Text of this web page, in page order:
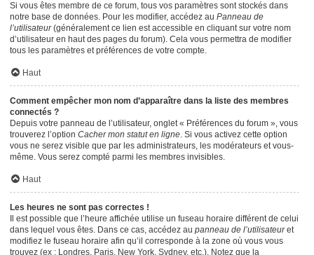
Si vous êtes membre de ce forum, tous vos paramètres sont stockés dans
notre base de données. Pour les modifier, accédez au Panneau de
l’utilisateur(généralement ce lien est accessible en cliquant sur votre nom
d’utilisateur en haut des pages du forum). Cela vous permettra de modifier
tous les paramètres et préférences de votre compte.
Haut
Comment empêcher mon nom d’apparaître dans la liste des membres
connectés ?
Depuis votre panneau de l’utilisateur, onglet « Préférences du forum », vous
trouverez l’option Cacher mon statut en ligne. Si vous activez cette option
vous ne serez visible que par les administrateurs, les modérateurs et vous-
même. Vous serez compté parmi les membres invisibles.
Haut
Les heures ne sont pas correctes !
Il est possible que l’heure affichée utilise un fuseau horaire différent de celui
dans lequel vous êtes. Dans ce cas, accédez au panneau de l’utilisateuret
modifiez le fuseau horaire afin qu’il corresponde à la zone où vous vous
trouvez (ex : Londres, Paris, New York, Sydney, etc.). Notez que la